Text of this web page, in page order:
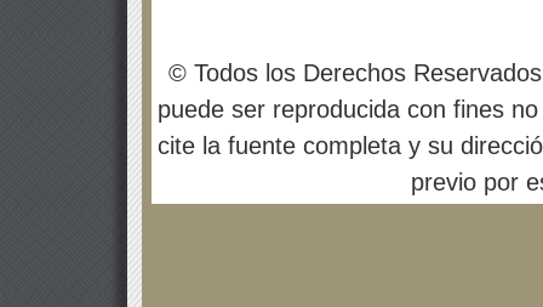
© Todos los Derechos
puede ser reproducida con fines
cite la fuente completa y su
previo por